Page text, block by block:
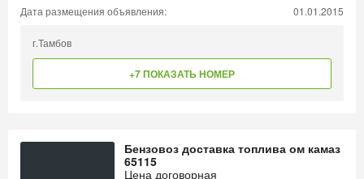
Дата размещения объявления: 01.01.2015
г.Тамбов
+7 ПОКАЗАТЬ НОМЕР
Бензовоз доставка топлива ом камаз
65115
Цена договорная